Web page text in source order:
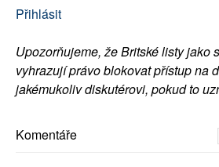
Přihlásit
Upozorňujeme, že Britské listy jako
vyhrazují právo blokovat přístup na
jakémukoliv diskutérovi, pokud to
Komentáře